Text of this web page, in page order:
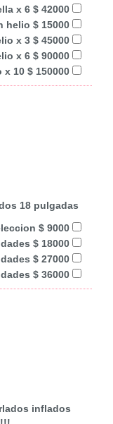
x 6 $ 42000
helio $ 15000
x 3 $ 45000
x 6 $ 90000
10 $ 150000
18 pulgadas
$ 9000
$ 18000
$ 27000
$ 36000
inflados